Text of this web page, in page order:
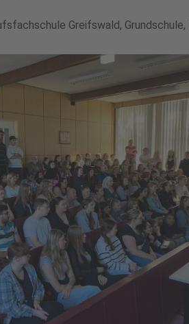
Greifswald, Grundschule,